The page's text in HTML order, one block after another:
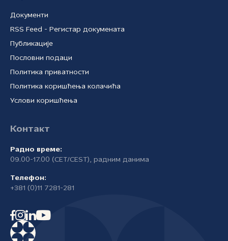
Документи
RSS Feed - Регистар докумената
Публикације
Пословни подаци
Политика приватности
Политика коришћења колачића
Услови коришћења
Контакт
Радно време:
09.00-17.00 (CET/CEST), радним данима
Телефон:
+381 (0)11 7281-281